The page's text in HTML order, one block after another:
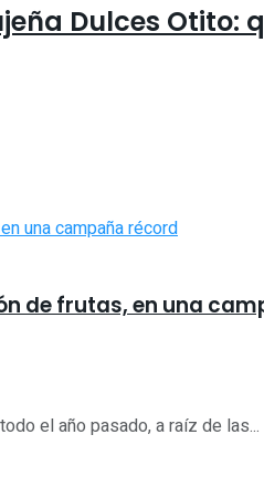
Dulces Otito:
de frutas, en una
el año pasado, a raíz de las...